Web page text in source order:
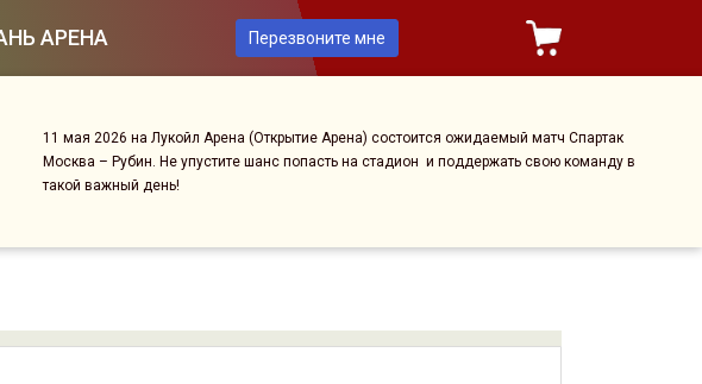
АРЕНА Перезвоните мне
11 мая 2026 на Лукойл Арена (Открытие Арена) состоится ожидаемый матч Спартак
Москва – Рубин. Не упустите шанс попасть на стадион и поддержать свою команду в
такой важный день!